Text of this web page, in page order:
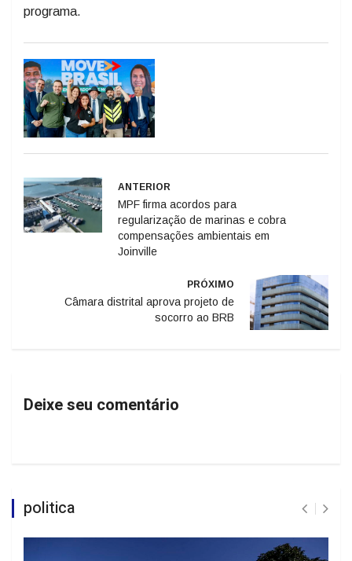
programa.
ANTERIOR
MPF firma acordos para
regularização de marinas e cobra
compensações ambientais em
Joinville
PRÓXIMO
Câmara distrital aprova projeto de
socorro ao BRB
Deixe seu comentário
politica